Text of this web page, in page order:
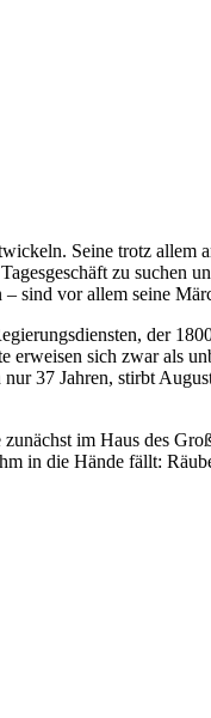
Seine trotz allem
zu suchen
sind vor allem seine
der
erweisen sich zwar als
37 Jahren, stirbt
im Haus des
in die Hände fällt: